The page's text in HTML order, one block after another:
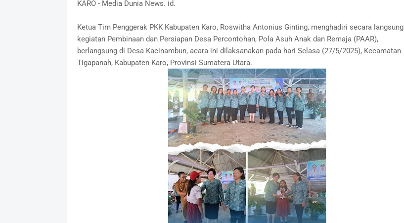
KARO - Media Dunia News. id.
Ketua Tim Penggerak PKK Kabupaten Karo, Roswitha Antonius Ginting, menghadiri secara langsung
kegiatan Pembinaan dan Persiapan Desa Percontohan, Pola Asuh Anak dan Remaja (PAAR),
berlangsung di Desa Kacinambun, acara ini dilaksanakan pada hari Selasa (27/5/2025), Kecamatan
Tigapanah, Kabupaten Karo, Provinsi Sumatera Utara.